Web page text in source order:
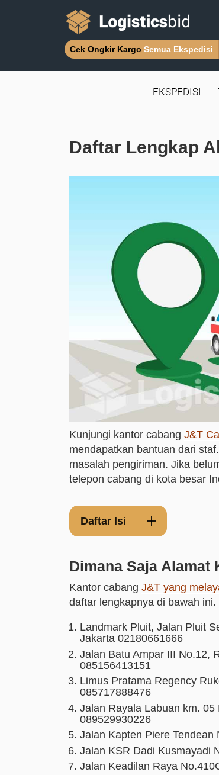
Cek Ongkir Kargo Semua Ekspedisi
EKSPEDISI
Daftar Lengkap
Kunjungi kantor cabang J&T
mendapatkan bantuan dari
masalah pengiriman. Jika
telepon cabang di kota besar
Daftar Isi
Dimana Saja Alamat
Kantor cabang J&T yang
daftar lengkapnya di bawah ini.
Landmark Pluit, Jalan Pluit
Jakarta 02180661666
Jalan Batu Ampar III No.12,
085156413151
Limus Pratama Regency
085717888476
Jalan Rayala Labuan km.
089529930226
Jalan Kapten Piere
Jalan KSR Dadi Kusmayadi
Jalan Keadilan Raya